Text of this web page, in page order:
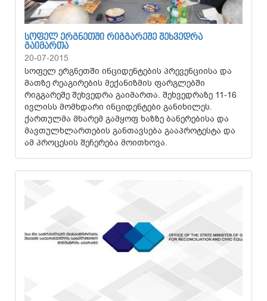
ᲡᲝᲤᲔᲚ ᲔᲠᲒᲜᲔᲗᲨᲘ ᲠᲘᲒᲒᲐᲠᲔᲨᲔ ᲨᲔᲮᲕᲔᲓᲠᲐ
ᲒᲐᲘᲛᲐᲠᲗᲐ
20-07-2015
სოფელ ერგნეთში ინციდენტების პრევენციისა და
მათზე რეაგირების მექანიზმის ფარგლებში
რიგგარეშე შეხვედრა გაიმართა. შეხვედრაზე 11-16
ივლისს მომხდარი ინციდენტები განიხილეს.
ქართულმა მხარემ გამყოფ ხაზზე ბანერებისა და
მავთულხლართების განთავსება გააპროტესტა და
ამ პროცესის შეჩერება მოითხოვა.